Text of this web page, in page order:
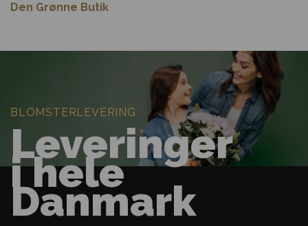
Den Grønne Butik
BLOMSTERLEVERING
Leveringer
i hele
Danmark